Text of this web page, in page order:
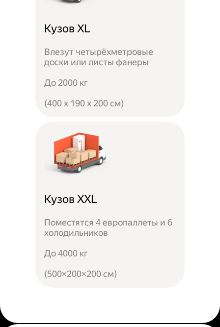
Кузов XL
Влезут четырёхметровые
доски или листы фанеры
До 2000 кг
(400 x 190 x 200 см)
Кузов XXL
Поместятся 4 европаллеты и 6
холодильников
До 4000 кг
(500×200×200 см)